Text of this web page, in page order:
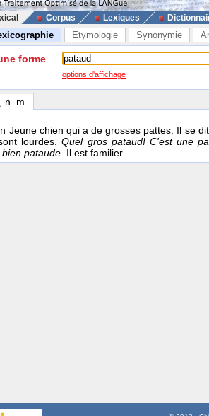
Corpus Lexiques
Etymologie Synonymie
forme
options d'affichage
, n. m.
Jeune chien qui a de grosses pattes. Il se
lourdes.Quel gros pataud! C'est une
pataude. Il est familier.